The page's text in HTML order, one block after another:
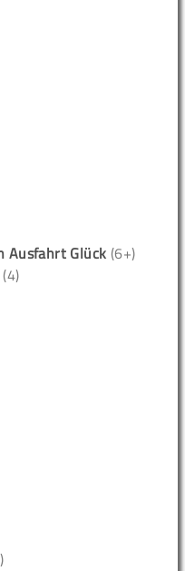
Ausfahrt Glück (6+)
(4)